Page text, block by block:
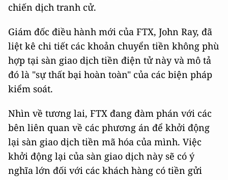
chiến dịch tranh cử.
Giám đốc điều hành mới của FTX, John Ray, đã
liệt kê chi tiết các khoản chuyển tiền không phù
hợp tại sàn giao dịch tiền điện tử này và mô tả
đó là "sự thất bại hoàn toàn" của các biện pháp
kiểm soát.
Nhìn về tương lai, FTX đang đàm phán với các
bên liên quan về các phương án để khởi động
lại sàn giao dịch tiền mã hóa của mình. Việc
khởi động lại của sàn giao dịch này sẽ có ý
nghĩa lớn đối với các khách hàng có tiền gửi